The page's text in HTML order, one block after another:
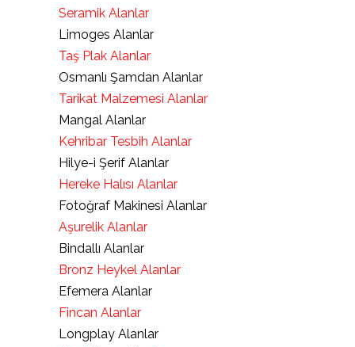
Seramik Alanlar
Limoges Alanlar
Taş Plak Alanlar
Osmanlı Şamdan Alanlar
Tarikat Malzemesi Alanlar
Mangal Alanlar
Kehribar Tesbih Alanlar
Hilye-i Şerif Alanlar
Hereke Halısı Alanlar
Fotoğraf Makinesi Alanlar
Aşurelik Alanlar
Bindallı Alanlar
Bronz Heykel Alanlar
Efemera Alanlar
Fincan Alanlar
Longplay Alanlar